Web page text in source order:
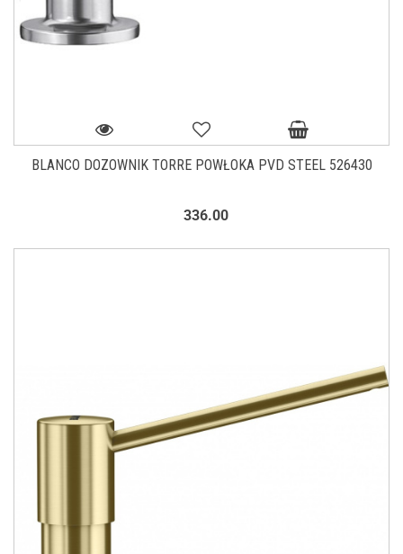
BLANCO DOZOWNIK TORRE POWŁOKA PVD STEEL 526430
336.00